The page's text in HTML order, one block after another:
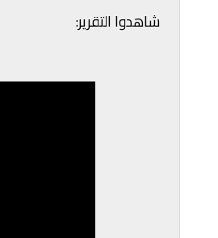
شاهدوا التقرير: